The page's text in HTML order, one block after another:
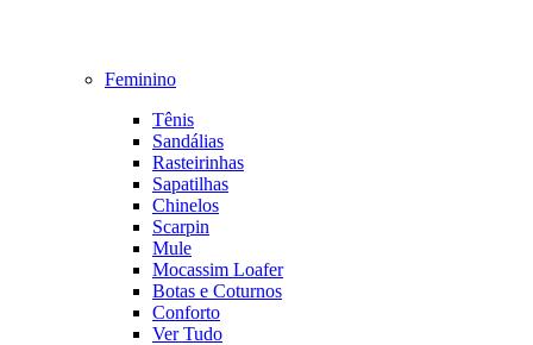
Feminino
Tênis
Sandálias
Rasteirinhas
Sapatilhas
Chinelos
Scarpin
Mule
Mocassim Loafer
Botas e Coturnos
Conforto
Ver Tudo